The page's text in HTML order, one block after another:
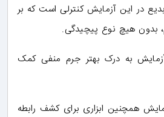
بدیع در این آزمایش کنترلی است که بر
بدون هیچ نوع پیچیدگی.
به درک بهتر جرم منفی کمک
همچنین ابزاری برای کشف رابطه